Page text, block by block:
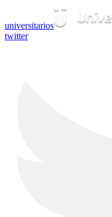
universitarios
twitter